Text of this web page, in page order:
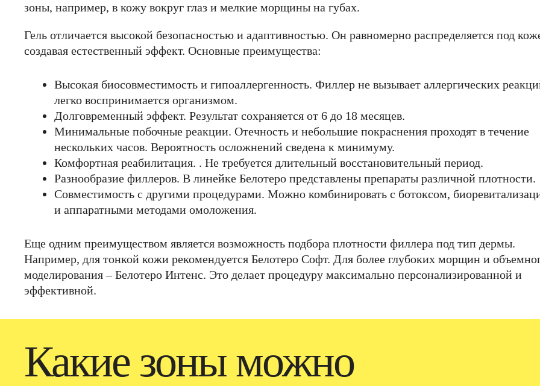
зоны, например, в кожу вокруг глаз и мелкие морщины на губах.
Гель отличается высокой безопасностью и адаптивностью. Он равномерно распределяется под
создавая естественный эффект. Основные преимущества:
Высокая биосовместимость и гипоаллергенность. Филлер не вызывает аллергических
легко воспринимается организмом.
Долговременный эффект. Результат сохраняется от 6 до 18 месяцев.
Минимальные побочные реакции. Отечность и небольшие покраснения проходят в течение
нескольких часов. Вероятность осложнений сведена к минимуму.
Комфортная реабилитация. . Не требуется длительный восстановительный период.
Разнообразие филлеров. В линейке Белотеро представлены препараты различной плотности.
Совместимость с другими процедурами. Можно комбинировать с ботоксом,
и аппаратными методами омоложения.
Еще одним преимуществом является возможность подбора плотности филлера под тип дермы.
Например, для тонкой кожи рекомендуется Белотеро Софт. Для более глубоких морщин и
моделирования – Белотеро Интенс. Это делает процедуру максимально персонализированной и
эффективной.
Какие зоны можно